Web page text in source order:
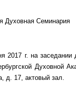
Духовная Семинария
2017 г. на заседании
Духовной
д. 17, актовый зал.